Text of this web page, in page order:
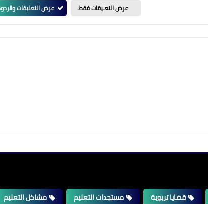
عرض التعليقات فقط عرض التعليقات
قضايا تربوية مستجدات التعليم مشاكل التعليم